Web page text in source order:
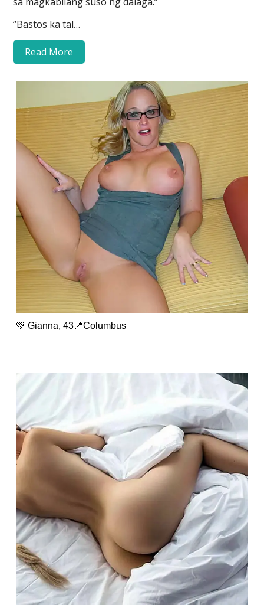
“Bastos ka tal…
Read More
💚 Gianna, 43📍Columbus